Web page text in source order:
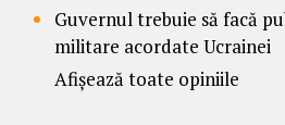
Guvernul trebuie să facă
militare acordate Ucrainei
Afișează toate opiniile